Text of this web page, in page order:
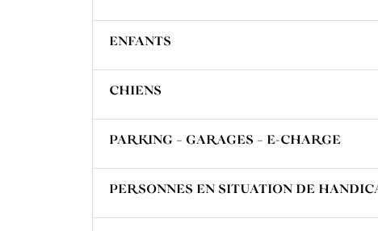
ENFANTS
CHIENS
PARKING – GARAGES – E-CHARGE
PERSONNES EN SITUATION DE